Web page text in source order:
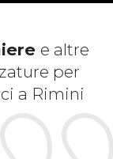
e altre
per
a Rimini